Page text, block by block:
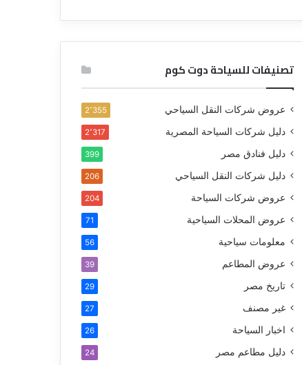
تصنيفات للسياحة دوت كوم
عروض شركات النقل السياحي 2٬355
دليل شركات السياحة المصرية 2٬317
دليل فنادق مصر 399
دليل شركات النقل السياحي 206
عروض شركات السياحة 204
عروض المحلات السياحية 71
معلومات سياحية 56
عروض المطاعم 39
تاريخ مصر 29
غير مصنف 27
اخبار السياحة 26
دليل مطاعم مصر 24